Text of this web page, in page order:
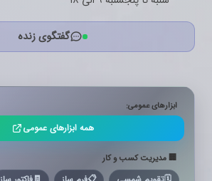
گفتگوی زنده
ابزارهای عمومی:
همه ابزارهای عمومی
🏢 مدیریت کسب و کار